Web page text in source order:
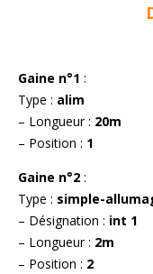
Gaine n°1 :
Type : alim
– Longueur : 20m
– Position : 1
Gaine n°2 :
Type : simple-
– Désignation : int 1
– Longueur : 2m
– Position : 2